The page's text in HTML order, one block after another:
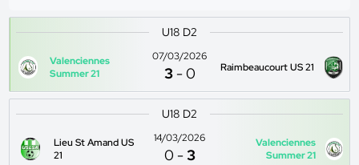
U18 D2
Valenciennes
Summer 21
07/03/2026
3 -0 Raimbeaucourt US 21
U18 D2
Lieu St Amand US
21
14/03/2026
0 -3
Valenciennes
Summer 21